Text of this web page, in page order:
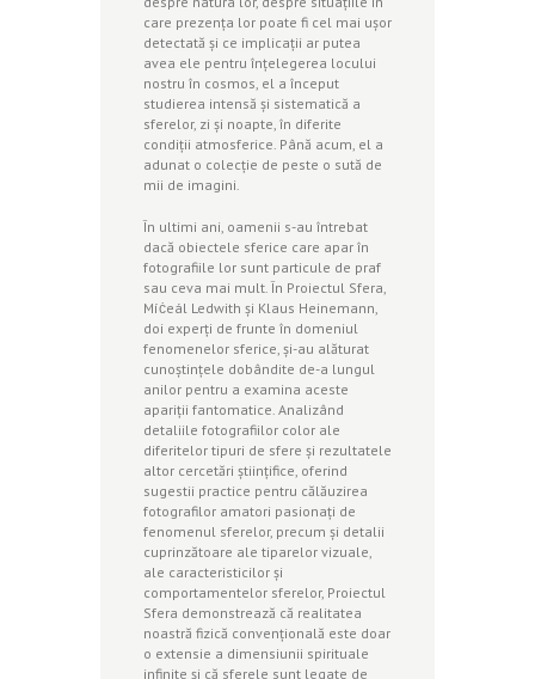
care prezenţa lor poate fi cel mai uşor
detectată şi ce implicaţii ar putea
avea ele pentru înţelegerea locului
nostru în cosmos, el a început
studierea intensă şi sistematică a
sferelor, zi şi noapte, în diferite
condiţii atmosferice. Până acum, el a
adunat o colecţie de peste o sută de
mii de imagini.
În ultimi ani, oamenii s-au întrebat
dacă obiectele sferice care apar în
fotografiile lor sunt particule de praf
sau ceva mai mult. În Proiectul Sfera,
Míċeál Ledwith şi Klaus Heinemann,
doi experţi de frunte în domeniul
fenomenelor sferice, şi-au alăturat
cunoştinţele dobândite de-a lungul
anilor pentru a examina aceste
apariţii fantomatice. Analizând
detaliile fotografiilor color ale
diferitelor tipuri de sfere şi rezultatele
altor cercetări ştiinţifice, oferind
sugestii practice pentru călăuzirea
fotografilor amatori pasionaţi de
fenomenul sferelor, precum şi detalii
cuprinzătoare ale tiparelor vizuale,
ale caracteristicilor şi
comportamentelor sferelor, Proiectul
Sfera demonstrează că realitatea
noastră fizică convenţională este doar
o extensie a dimensiunii spirituale
infinite şi că sferele sunt legate de